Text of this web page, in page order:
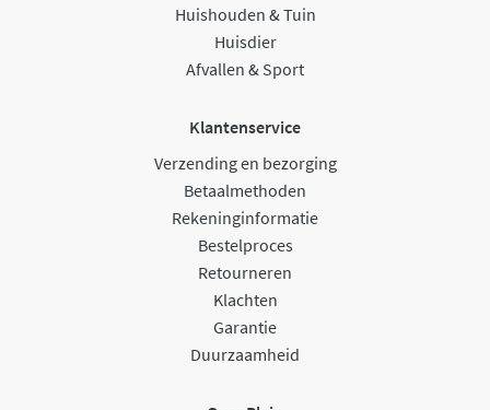
Huishouden & Tuin
Huisdier
Afvallen & Sport
Klantenservice
Verzending en bezorging
Betaalmethoden
Rekeninginformatie
Bestelproces
Retourneren
Klachten
Garantie
Duurzaamheid